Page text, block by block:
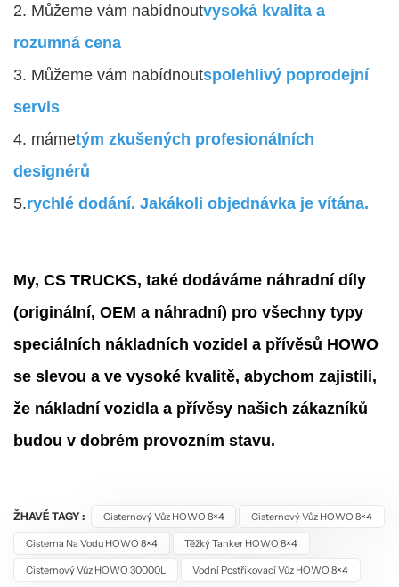
2. Můžeme vám nabídnoutvysoká kvalita a
rozumná cena
3. Můžeme vám nabídnoutspolehlivý poprodejní
servis
4. mámetým zkušených profesionálních
designérů
5.rychlé dodání. Jakákoli objednávka je vítána.
My, CS TRUCKS, také dodáváme náhradní díly
(originální, OEM a náhradní) pro všechny typy
speciálních nákladních vozidel a přívěsů HOWO
se slevou a ve vysoké kvalitě, abychom zajistili,
že nákladní vozidla a přívěsy našich zákazníků
budou v dobrém provozním stavu.
ŽHAVÉ TAGY : Cisternový Vůz HOWO 8×4 Cisternový Vůz HOWO 8×4
Cisterna Na Vodu HOWO 8×4 Těžký Tanker HOWO 8×4
Cisternový Vůz HOWO 30000L Vodní Postřikovací Vůz HOWO 8×4